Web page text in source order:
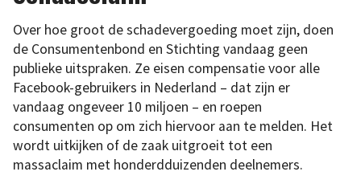
Over hoe groot de schadevergoeding moet zijn, doen
de Consumentenbond en Stichting vandaag geen
publieke uitspraken. Ze eisen compensatie voor alle
Facebook-gebruikers in Nederland – dat zijn er
vandaag ongeveer 10 miljoen – en roepen
consumenten op om zich hiervoor aan te melden. Het
wordt uitkijken of de zaak uitgroeit tot een
massaclaim met honderdduizenden deelnemers.